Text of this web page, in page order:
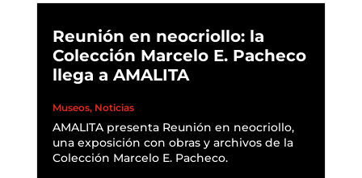
Reunión en neocriollo: la
Colección Marcelo E. Pacheco
llega a AMALITA
Museos, Noticias
AMALITA presenta Reunión en neocriollo,
una exposición con obras y archivos de la
Colección Marcelo E. Pacheco.